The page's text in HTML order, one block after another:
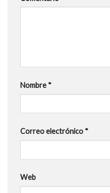
Nombre *
Correo electrónico *
Web